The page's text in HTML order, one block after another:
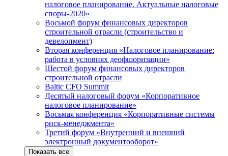
налоговое планирование. Актуальные налоговые
споры-2020»
Восьмой форум финансовых директоров
строительной отрасли (строительство и
девелопмент)
Вторая конференция «Налоговое планирование:
работа в условиях деофшоризации»
Шестой форум финансовых директоров
строительной отрасли
Baltic CFO Summit
Десятый налоговый форум «Корпоративное
налоговое планирование»
Восьмая конференция «Корпоративные системы
риск-менеджмента»
Третий форум «Внутренний и внешний
электронный документооборот»
Показать все